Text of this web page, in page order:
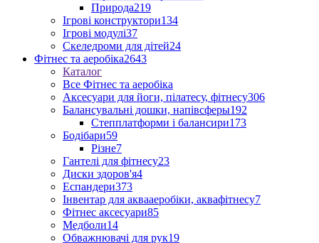
Природа219
Ігрові конструктори134
Ігрові модулі37
Скеледроми для дітей24
Фітнес та аеробіка2643
Каталог
Все Фітнес та аеробіка
Аксесуари для йоги, пілатесу, фітнесу306
Балансувальні дошки, напівсферы192
Степплатформи і балансири173
Бодібари59
Різне7
Гантелі для фітнесу23
Диски здоров'я4
Еспандери373
Інвентар для аквааеробіки, аквафітнесу7
Фітнес аксесуари85
Медболи14
Обважнювачі для рук19